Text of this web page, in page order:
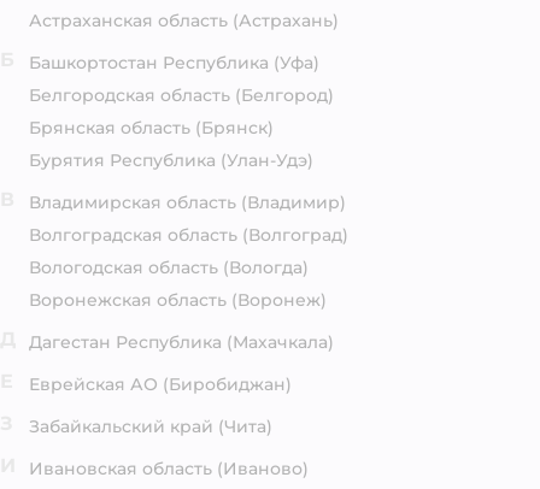
Астраханская область (Астрахань)
Башкортостан Республика (Уфа)
Белгородская область (Белгород)
Брянская область (Брянск)
Бурятия Республика (Улан-Удэ)
Владимирская область (Владимир)
Волгоградская область (Волгоград)
Вологодская область (Вологда)
Воронежская область (Воронеж)
Дагестан Республика (Махачкала)
Еврейская АО (Биробиджан)
Забайкальский край (Чита)
Ивановская область (Иваново)